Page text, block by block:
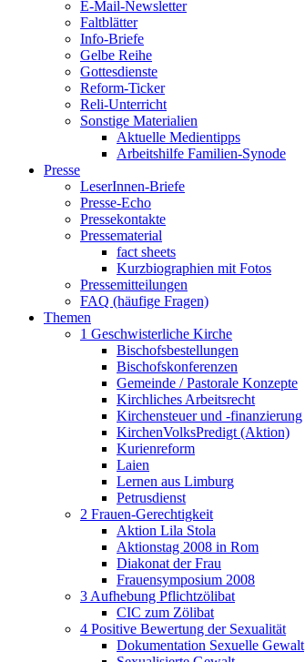
E-Mail-Newsletter
Faltblätter
Info-Briefe
Gelbe Reihe
Gottesdienste
Reform-Ticker
Reli-Unterricht
Sonstige Materialien
Aktuelle Medientipps
Arbeitshilfe Familien-Synode
Presse
LeserInnen-Briefe
Presse-Echo
Pressekontakte
Pressematerial
fact sheets
Kurzbiographien mit Fotos
Pressemitteilungen
FAQ (häufige Fragen)
Themen
1 Geschwisterliche Kirche
Bischofsbestellungen
Bischofskonferenzen
Gemeinde / Pastorale Konzepte
Kirchliches Arbeitsrecht
Kirchensteuer und -finanzierung
KirchenVolksPredigt (Aktion)
Kurienreform
Laien
Lernen aus Limburg
Petrusdienst
2 Frauen-Gerechtigkeit
Aktion Lila Stola
Aktionstag 2008 in Rom
Diakonat der Frau
Frauensymposium 2008
3 Aufhebung Pflichtzölibat
CIC zum Zölibat
4 Positive Bewertung der Sexualität
Dokumentation Sexuelle Gewalt